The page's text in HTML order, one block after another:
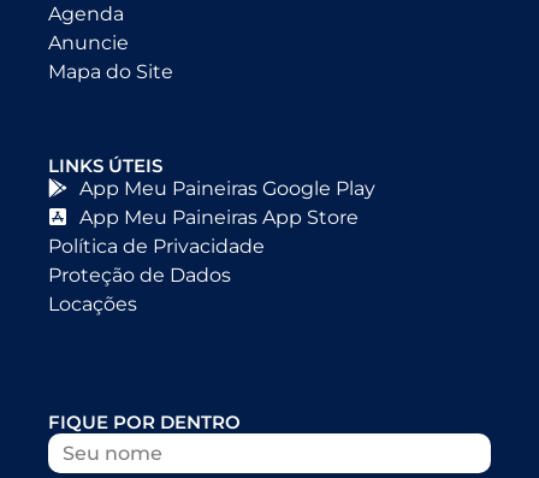
Agenda
Anuncie
Mapa do Site
LINKS ÚTEIS
App Meu Paineiras Google Play
App Meu Paineiras App Store
Política de Privacidade
Proteção de Dados
Locações
FIQUE POR DENTRO